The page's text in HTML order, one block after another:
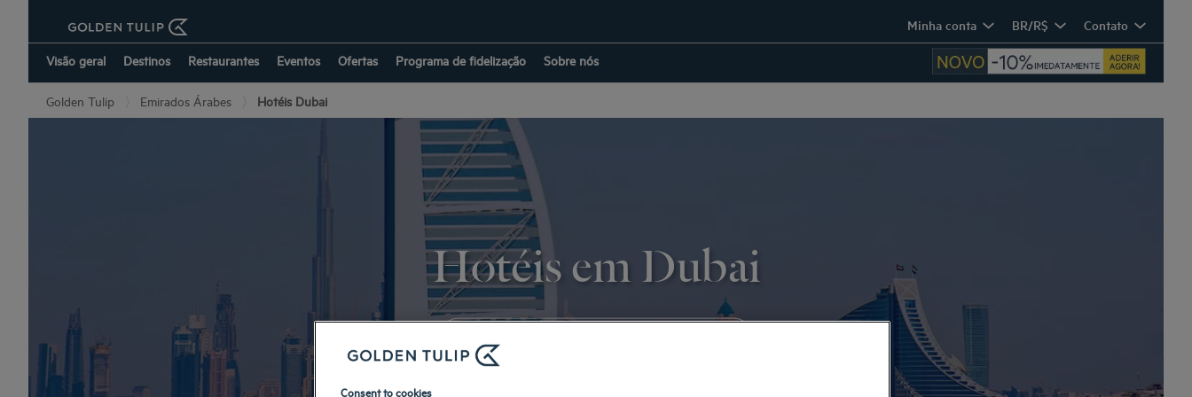
Minha conta BR/R$ Contato
Visão geral Destinos Restaurantes Eventos Ofertas Programa de fidelização Sobre nós
Golden Tulip Emirados Árabes Hotéis Dubai
Hotéis em Dubai
Consent to cookies